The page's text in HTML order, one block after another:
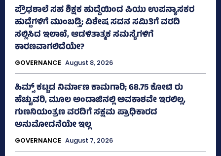
ಪ್ರೌಢಶಾಲೆ ಸಹ ಶಿಕ್ಷಕ ಹುದ್ದೆಯಿಂದ ಪಿಯು ಉಪನ್ಯಾಸಕರ
ಹುದ್ದೆಗಳಿಗೆ ಮುಂಬಡ್ತಿ; ವಿಶೇಷ ಸದನ ಸಮಿತಿಗೆ ವರದಿ
ಸಲ್ಲಿಸಿದ ಇಲಾಖೆ, ಆಡಳಿತಾತ್ಮಕ ಸಮಸ್ಯೆಗಳಿಗೆ
ಕಾರಣವಾಗಲಿದೆಯೇ?
GOVERNANCE August 8, 2026
ಹಿಮ್ಸ್‌ ಕಟ್ಟಡ ನಿರ್ಮಾಣ ಕಾಮಗಾರಿ; 68.75 ಕೋಟಿ ರು
ಹೆಚ್ಚುವರಿ, ಮೂಲ ಅಂದಾಜಿನಲ್ಲಿ ಅವಕಾಶವೇ ಇರಲಿಲ್ಲ,
ಗುಣನಿಯಂತ್ರಣ ವರದಿಗೆ ಸಕ್ಷಮ ಪ್ರಾಧಿಕಾರದ
ಅನುಮೋದನೆಯೇ ಇಲ್ಲ
GOVERNANCE August 7, 2026